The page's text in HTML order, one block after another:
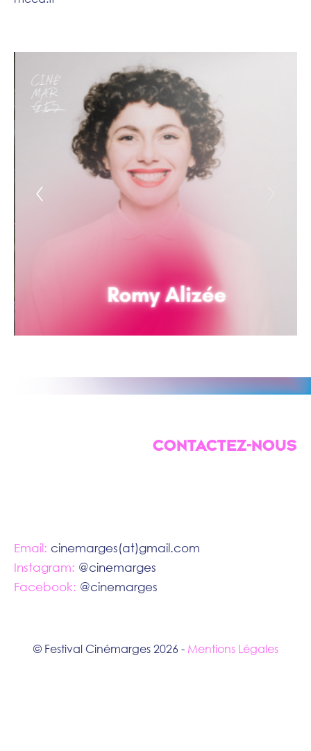
CONTACTEZ-NOUS
Email: cinemarges(at)gmail.com
Instagram: @cinemarges
Facebook: @cinemarges
© Festival Cinémarges 2026 - Mentions Légales